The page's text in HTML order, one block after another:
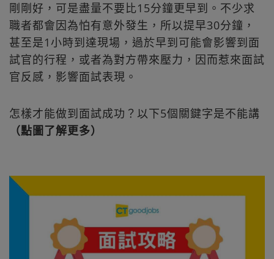
剛剛好，可是盡量不要比15分鐘更早到。不少求
職者都會因為怕有意外發生，所以提早30分鐘，
甚至是1小時到達現場，過於早到可能會影響到面
試官的行程，或者為對方帶來壓力，因而惹來面試
官反感，影響面試表現。
怎樣才能做到面試成功？以下5個關鍵字是不能講
（點圖了解更多）